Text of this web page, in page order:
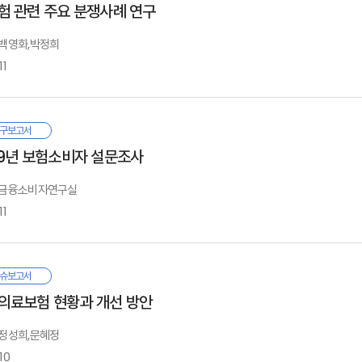
필요성
과제와 시사점
막으로 본 보고서에 수록된 내용은 연구자 개인의 의견이며, 우리원의 공식 의견
국 생명보험 시장
전매거래 도입의 국내 시사점
명보험 전매거래 현황
명보험 전매시장의 성장 가능성
명보험 전매에 관한 문헌 연구
에 보험회사뿐만 아니라 감독당국에서 보험소비자의 신뢰 제고를 위해 다
전판매비율 공시, 금융소비자보호 실태평가 등 다양한 제도가 도입되었다. 하
소비자 신뢰 제고를 위해서는 기존의 방식, 즉 보험회사에 대한 평가와 공
개혁을 단행하였다. 예를 들어, 호주에서는 소비자의 금융에 대한 신뢰 제고
를 통한 금융개혁을 시행하였다.
보고서는 소비자 신뢰 제고를 위한 방안 모색을 기존의 보험회사 중심의 평가
하고 있다. 이러한 접근법은 최근 영국 및 호주에서 불완전판매 감소와 소비
막으로 본 보고서에 수록된 내용은 연구자 개인의 의견이며, 보험연구원의 공식
Ⅰ. 서론
Ⅱ. 계약자 신뢰 현황과 개선 방향
약자 신뢰 현황
계약자 신뢰가 낮은 이유와 개선 방향
Ⅲ. 상품
현황
해외사례
제언
Ⅳ. 수수료
수료 규제와 국내사례
해외사례
제언
Ⅴ. 결론 및 시사점
관련 주요 분쟁사례 연구
영화,박정희
약관의 해석과 관련한 보험회사와 소비자 사이의 분쟁은 끊임없이 발생해왔다
문제되기도 하였다. 암보험 약관의 경우 의학적·전문적인 용어가 포함되어 있기
약관의 해석이 달라질 수도 있으며, 의료기술의 발달 등에 따라 의학적 판단 기
보고서에서는 암보험 약관의 해석과 관련하여 이제까지 발생하였던 주요 분쟁
점을 제시해보았다.
분쟁사례 분석을 통하여 암보험 상품에 대한 소비자의 정확한 이해 및 합리
및 판단 시 기존의 분쟁사례들을 참고로 할 수 있을 것이다. 아울러 다수의 분
Ⅰ. 서론
연구의 구성
보험의 역사
암보험의 주요 내용
Ⅲ. 암보험 관련 주요 분쟁 사례
보고서
보험소비자 설문조사
융소비자연구실
나라 보험산업은 지난 수십 년 동안 꾸준한 성장을 거듭하여 현재 세계 10위
요인이자 기회요인으로 다가오고 있다. 저성장은 성장위주의 경영정책 전
감을 의미한다. 그리고 노후생활에 대한 높은 관심은 젊은 층에서 새로운 보
요 변화를 먼저파악하고 시장의 변화에 대응해야 한다.
||요약||
보고서
료보험 현황과 개선 방안
성희,문혜정